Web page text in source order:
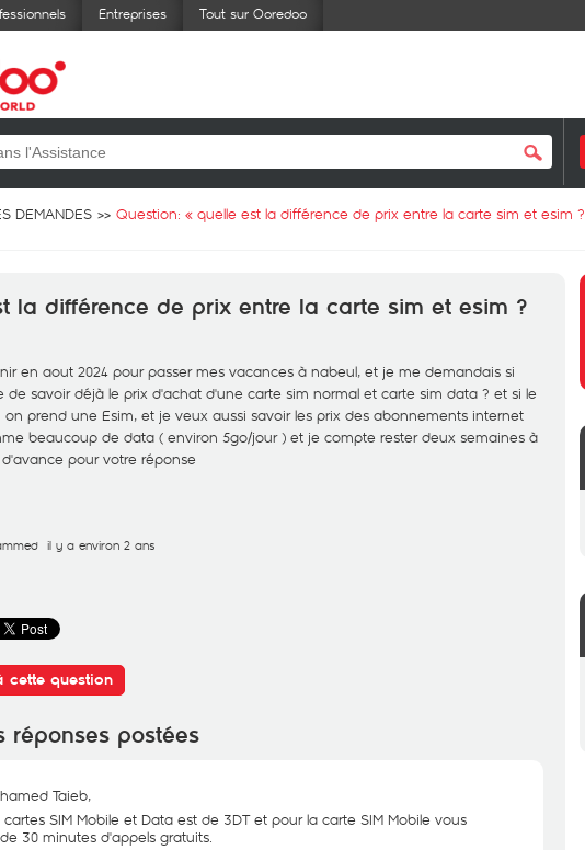
Entreprises Tout sur Ooredoo
DEMANDES Question: « quelle est la différence de prix entre la carte sim et esim ?
la différence de prix entre la carte sim et esim ?
en aout 2024 pour passer mes vacances à nabeul, et je me demandais si
de savoir déjà le prix d'achat d'une carte sim normal et carte sim data ? et si le
prend une Esim, et je veux aussi savoir les prix des abonnements internet
beaucoup de data ( environ 5go/jour ) et je compte rester deux semaines à
pour votre réponse
il y a environ 2 ans
cette question
réponses postées
Taieb,
SIM Mobile et Data est de 3DT et pour la carte SIM Mobile vous
30 minutes d'appels gratuits.